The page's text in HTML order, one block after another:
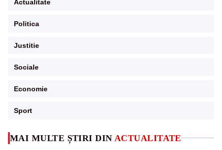
MAI MULTE ȘTIRI DIN ACTUALITATE
Actualitate
Politica
Justitie
Sociale
Economie
Sport